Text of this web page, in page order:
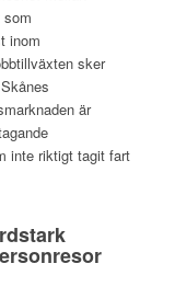
inom
sker
är
inte riktigt tagit fart